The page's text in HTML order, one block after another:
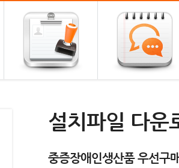
설치파일 다운
중증장애인생산품 우선구